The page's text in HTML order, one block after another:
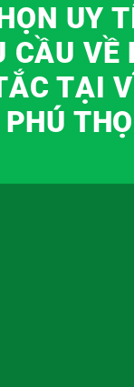
UY
CẦU VỀ
TẠI
PHÚ THỌ